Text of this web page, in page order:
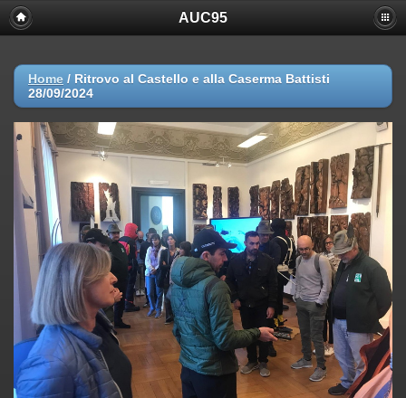
AUC95
Home / Ritrovo al Castello e alla Caserma Battisti
28/09/2024